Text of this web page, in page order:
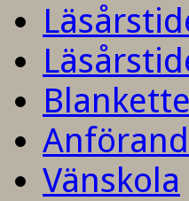
Vänskola